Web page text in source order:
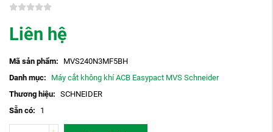
Liên hệ
Mã sản phẩm:
MVS240N3MF5BH
Danh mục:
Máy cắt không khí ACB Easypact MVS Schneider
Thương hiệu: SCHNEIDER
Sẵn có:
1